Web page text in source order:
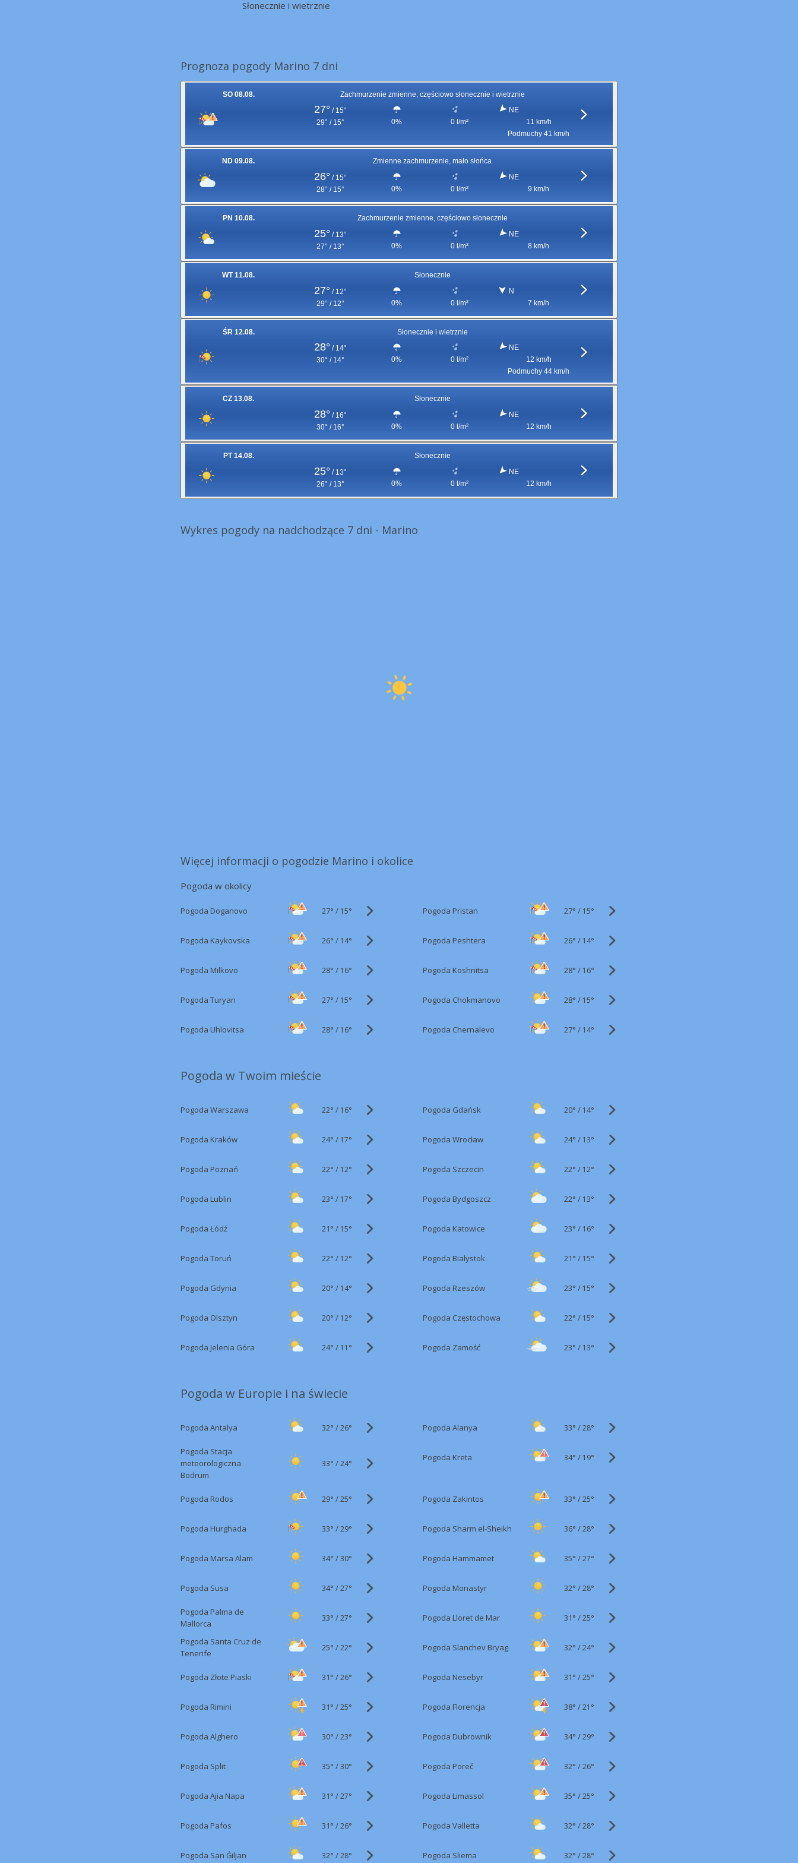
Słonecznie i wietrznie
Prognoza pogody Marino 7 dni
SO 08.08. Zachmurzenie zmienne, częściowo słonecznie i wietrznie
27° / 15°
29° / 15°
0% 0 l/m²
NE
11 km/h
Podmuchy 41 km/h
ND 09.08. Zmienne zachmurzenie, mało słońca
26° / 15°
28° / 15°
0% 0 l/m²
NE
9 km/h
PN 10.08. Zachmurzenie zmienne, częściowo słonecznie
25° / 13°
27° / 13°
0% 0 l/m²
NE
8 km/h
WT 11.08. Słonecznie
27° / 12°
29° / 12°
0% 0 l/m²
N
7 km/h
ŚR 12.08. Słonecznie i wietrznie
28° / 14°
30° / 14°
0% 0 l/m²
NE
12 km/h
Podmuchy 44 km/h
CZ 13.08. Słonecznie
28° / 16°
30° / 16°
0% 0 l/m²
NE
12 km/h
PT 14.08. Słonecznie
25° / 13°
26° / 13°
0% 0 l/m²
NE
12 km/h
Wykres pogody na nadchodzące 7 dni - Marino
Więcej informacji o pogodzie Marino i okolice
Pogoda w okolicy
Pogoda Doganovo 27° / 15° Pogoda Pristan 27° / 15°
Pogoda Kaykovska 26° / 14° Pogoda Peshtera 26° / 14°
Pogoda Milkovo 28° / 16° Pogoda Koshnitsa 28° / 16°
Pogoda Turyan 27° / 15° Pogoda Chokmanovo 28° / 15°
Pogoda Uhlovitsa 28° / 16° Pogoda Chernalevo 27° / 14°
Pogoda w Twoim mieście
Pogoda Warszawa 22° / 16° Pogoda Gdańsk 20° / 14°
Pogoda Kraków 24° / 17° Pogoda Wrocław 24° / 13°
Pogoda Poznań 22° / 12° Pogoda Szczecin 22° / 12°
Pogoda Lublin 23° / 17° Pogoda Bydgoszcz 22° / 13°
Pogoda Łódź 21° / 15° Pogoda Katowice 23° / 16°
Pogoda Toruń 22° / 12° Pogoda Białystok 21° / 15°
Pogoda Gdynia 20° / 14° Pogoda Rzeszów 23° / 15°
Pogoda Olsztyn 20° / 12° Pogoda Częstochowa 22° / 15°
Pogoda Jelenia Góra 24° / 11° Pogoda Zamość 23° / 13°
Pogoda w Europie i na świecie
Pogoda Antalya 32° /26° Pogoda Alanya 33° /28°
Pogoda Stacja
meteorologiczna
Bodrum
33° /24°
Pogoda Kreta 34° / 19°
Pogoda Rodos 29° /25° Pogoda Zakintos 33° /25°
Pogoda Hurghada 33° /29° Pogoda Sharm el-Sheikh 36° /28°
Pogoda Marsa Alam 34° /30° Pogoda Hammamet 35° /27°
Pogoda Susa 34° /27° Pogoda Monastyr 32° /28°
Pogoda Palma de
Mallorca
33° /27° Pogoda Lloret de Mar 31° /25°
Pogoda Santa Cruz de
Tenerife
25° /22° Pogoda Slanchev Bryag 32° /24°
Pogoda Złote Piaski 31° /26° Pogoda Nesebyr 31° /25°
Pogoda Rimini 31° /25° Pogoda Florencja 38° /21°
Pogoda Alghero 30° /23° Pogoda Dubrownik 34° /29°
Pogoda Split 35° /30° Pogoda Poreč 32° /26°
Pogoda Ajia Napa 31° /27° Pogoda Limassol 35° /25°
Pogoda Pafos 31° /26° Pogoda Valletta 32° /28°
Pogoda San Ġiljan 32° /28° Pogoda Sliema 32° /28°